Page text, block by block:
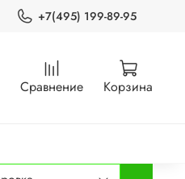
+7(495) 199-89-95
Сравнение Корзина